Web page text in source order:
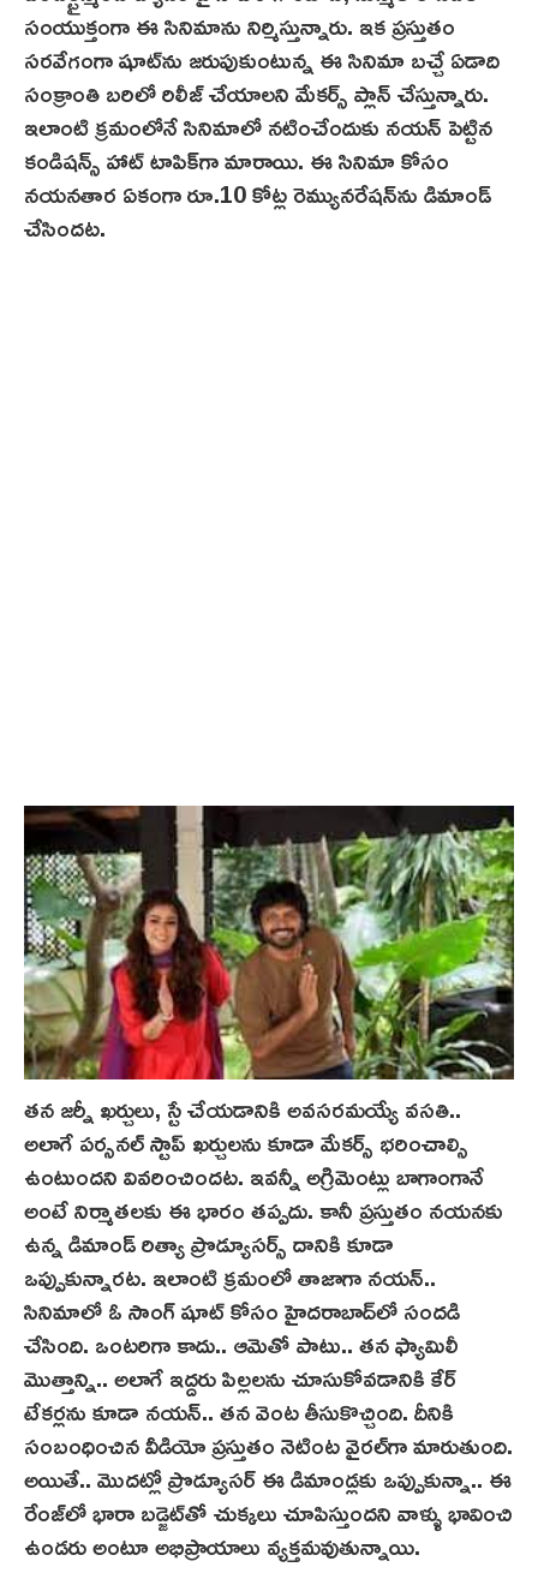
సంయుక్తంగా ఈ సినిమాను నిర్మిస్తున్నారు. ఇక ప్రస్తుతం
స‌ర‌వేగంగా షూట్‌ను జరుపుకుంటున్న ఈ సినిమా బ‌చ్చే ఏడాది
సంక్రాంతి బరిలో రిలీజ్ చేయాలని మేకర్స్ ప్లాన్ చేస్తున్నారు.
ఇలాంటి క్రమంలోనే సినిమాలో నటించేందుకు నయన్‌ పెట్టిన
కండిషన్స్ హాట్ టాపిక్‌గా మారాయి. ఈ సినిమా కోసం
నయనతార ఏకంగా రూ.10 కోట్ల రెమ్యున‌రేష‌న్‌ను డిమాండ్
చేసిందట.
తన జర్నీ ఖ‌ర్చులు, స్టే చేయడానికి అవసరమయ్యే వసతి..
అలాగే పర్సనల్ స్టాప్ ఖర్చులను కూడా మేకర్స్ భరించాల్సి
ఉంటుందని వివరించిందట. ఇవన్నీ అగ్రిమెంట్లు బాగాంగానే
అంటే నిర్మాతలకు ఈ భారం తప్పదు. కానీ ప్రస్తుతం నయనకు
ఉన్న డిమాండ్ రిత్యా ప్రొడ్యూసర్స్ దానికి కూడా
ఒప్పుకున్నారట. ఇలాంటి క్రమంలో తాజాగా నయన్‌..
సినిమాలో ఓ సాంగ్ షూట్ కోసం హైదరాబాద్‌లో సందడి
చేసింది. ఒంటరిగా కాదు.. ఆమెతో పాటు.. తన ఫ్యామిలీ
మొత్తాన్ని.. అలాగే ఇద్దరు పిల్లలను చూసుకోవడానికి కేర్
టేకర్లను కూడా నయన్‌.. తన వెంట తీసుకొచ్చింది. దీనికి
సంబంధించిన వీడియో ప్రస్తుతం నెటింట‌ వైరల్‌గా మారుతుంది.
అయితే.. మొదట్లో ప్రొడ్యూసర్ ఈ డిమాండ్లకు ఒప్పుకున్నా.. ఈ
రేంజ్‌లో భారా బడ్జెట్‌తో చుక్కలు చూపిస్తుందని వాళ్ళు భావించి
ఉండరు అంటూ అభిప్రాయాలు వ్యక్తమవుతున్నాయి.